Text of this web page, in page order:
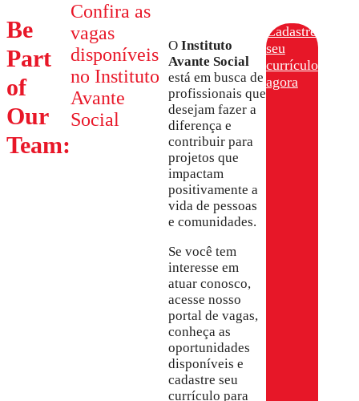
Be
Part
of
Our
Team:
Confira as
vagas
disponíveis
no Instituto
Avante
Social
O Instituto
Avante Social
está em busca de
profissionais que
desejam fazer a
diferença e
contribuir para
projetos que
impactam
positivamente a
vida de pessoas
e comunidades.
Se você tem
interesse em
atuar conosco,
acesse nosso
portal de vagas,
conheça as
oportunidades
disponíveis e
cadastre seu
currículo para
Cadastre
seu
currículo
agora